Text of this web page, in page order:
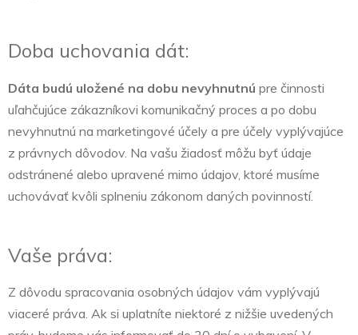
Doba uchovania dát:
Dáta budú uložené na dobu nevyhnutnú pre činnosti
uľahčujúce zákazníkovi komunikačný proces a po dobu
nevyhnutnú na marketingové účely a pre účely vyplývajúce
z právnych dôvodov. Na vašu žiadosť môžu byť údaje
odstránené alebo upravené mimo údajov, ktoré musíme
uchovávať kvôli splneniu zákonom daných povinností.
Vaše práva:
Z dôvodu spracovania osobných údajov vám vyplývajú
viaceré práva. Ak si uplatníte niektoré z nižšie uvedených